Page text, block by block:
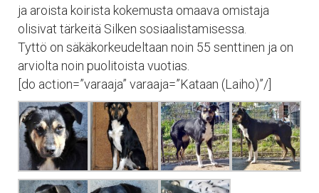
ja aroista koirista kokemusta omaava omistaja
olisivat tärkeitä Silken sosiaalistamisessa.
Tyttö on säkäkorkeudeltaan noin 55 senttinen ja on
arviolta noin puolitoista vuotias.
[do action=”varaaja” varaaja=”Kataan (Laiho)”/]